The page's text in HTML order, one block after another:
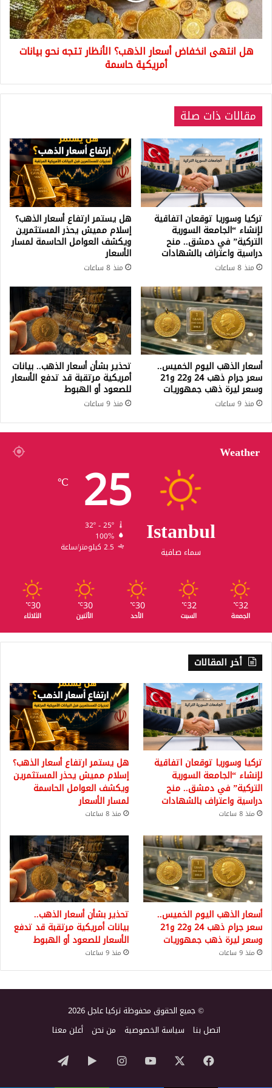
بيانات
أمريكية
حاسمة
هل انتهى انخفاض أسعار الذهب؟ الأنظار تتجه نحو بيانات
أمريكية حاسمة
مقالات ذات صلة
تركيا وسوريا توقعان اتفاقية
لإنشاء “الجامعة السورية
التركية” في دمشق.. منح
دراسية واعتراف بالشهادات
منذ 8 ساعات
هل يستمر ارتفاع أسعار الذهب؟
إسلام مميش يحذر المستثمرين
ويكشف العوامل الحاسمة لمسار
الأسعار
منذ 8 ساعات
أسعار الذهب اليوم الخميس..
سعر جرام ذهب 24 و22 و21
وسعر ليرة ذهب جمهوريات
منذ 9 ساعات
تحذير بشأن أسعار الذهب.. بيانات
أمريكية مرتقبة قد تدفع الأسعار
للصعود أو الهبوط
منذ 9 ساعات
Weather
Istanbul
سماء صافية
25
℃
32º - 25º
100%
2.5 كيلومتر/ساعة
32
℃
الجمعة
32
℃
السبت
30
℃
الأحد
30
℃
الأثنين
30
℃
الثلاثاء
أخر المقالات
تركيا وسوريا توقعان اتفاقية
لإنشاء “الجامعة السورية
التركية” في دمشق.. منح
دراسية واعتراف بالشهادات
منذ 8 ساعات
هل يستمر ارتفاع أسعار الذهب؟
إسلام مميش يحذر المستثمرين
ويكشف العوامل الحاسمة
لمسار الأسعار
منذ 8 ساعات
أسعار الذهب اليوم الخميس..
سعر جرام ذهب 24 و22 و21
وسعر ليرة ذهب جمهوريات
منذ 9 ساعات
تحذير بشأن أسعار الذهب..
بيانات أمريكية مرتقبة قد تدفع
الأسعار للصعود أو الهبوط
منذ 9 ساعات
© جميع الحقوق محفوظة تركيا عاجل 2026
اتصل بنا سياسة الخصوصية من نحن أعلن معنا
فيسبوك ‫YouTubeانستقرام‏Googleتيلقرام